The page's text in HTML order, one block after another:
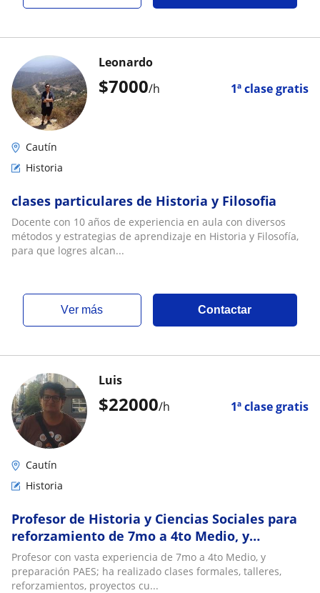
$7000/h 1ª clase gratis
Leonardo
Cautín
Historia
clases particulares de Historia y Filosofia
Docente con 10 años de experiencia en aula con diversos
métodos y estrategias de aprendizaje en Historia y Filosofía,
para que logres alcan...
ver más Contactar
$22000/h 1ª clase gratis
Luis
Cautín
Historia
Profesor de Historia y Ciencias Sociales para
reforzamiento de 7mo a 4to Medio, y
preparación de la prueba PAES
Profesor con vasta experiencia de 7mo a 4to Medio, y
preparación PAES; ha realizado clases formales, talleres,
reforzamientos, proyectos cu...